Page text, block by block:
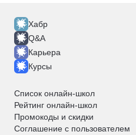
Хабр
Q&A
Карьера
Курсы
Список онлайн-школ
Рейтинг онлайн-школ
Промокоды и скидки
Соглашение с пользователем